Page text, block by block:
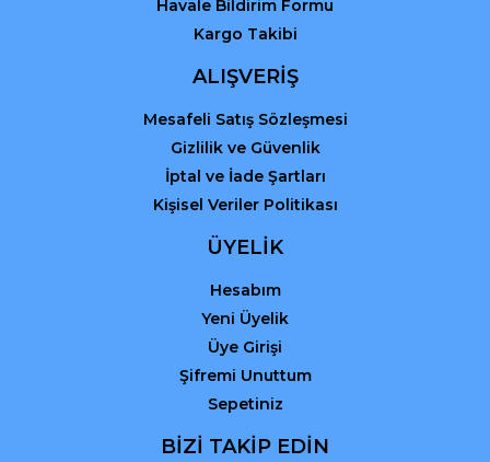
Gönder
Havale Bildirim Formu
Kargo Takibi
ALIŞVERİŞ
Mesafeli Satış Sözleşmesi
Gizlilik ve Güvenlik
İptal ve İade Şartları
Kişisel Veriler Politikası
ÜYELİK
Hesabım
Yeni Üyelik
Üye Girişi
Şifremi Unuttum
Sepetiniz
BİZİ TAKİP EDİN